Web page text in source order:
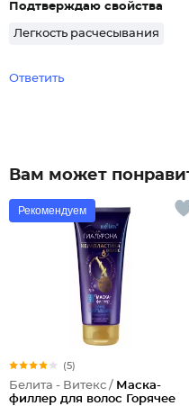
Подтверждаю свойства
Легкость расчесывания
Ответить
Вам может
Рекомендуем
(5)
Белита - Витекс / Маска-
филлер для волос Горячее